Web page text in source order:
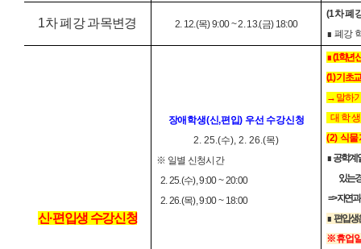
1차 폐강 과목변경 2. 12.(목) 9:00 ~ 2. 13.(금) 18:00
(1차 폐
∎ 폐강
신·편입생 수강신청
장애학생(신,편입) 우선 수강신청
2. 25.(수), 2. 26.(목)
※ 일별 신청시간
2. 25.(수), 9:00 ~ 20:00
2. 26.(목), 9:00 ~ 18:00
∎(1학년
(1) 기초
→ 말하
대학
(2) 식
∎ 공학계
있는
=> 자연
∎ 편입생
※휴업